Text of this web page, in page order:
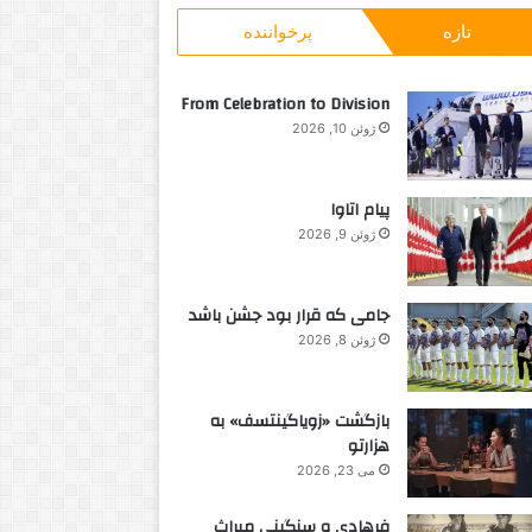
و
ب
ر
ی
تازه پرخواننده
From Celebration to Division
ژوئن 10, 2026
پیام اتاوا
ژوئن 9, 2026
جامی که قرار بود جشن باشد
ژوئن 8, 2026
بازگشت «زویاگینتسف» به
هزارتو
می 23, 2026